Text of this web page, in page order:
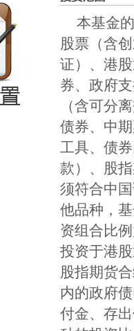
本基金
股票（含
证）、港
券、政府
（含可分
债券、中
工具、债
款）、股
须符合中
他品种，
资组合比
投资于港
股指期货
内的政府
付金、存